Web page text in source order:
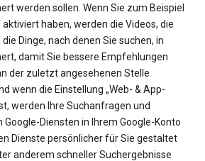
werden sollen. Wenn Sie zum Beispiel
haben, werden die Videos, die
Dinge, nach denen Sie suchen, in
damit Sie bessere Empfehlungen
der zuletzt angesehenen Stelle
wenn die Einstellung „Web- & App-
werden Ihre Suchanfragen und
Diensten in Ihrem Google-Konto
Dienste persönlicher für Sie gestaltet
anderem schneller Suchergebnisse